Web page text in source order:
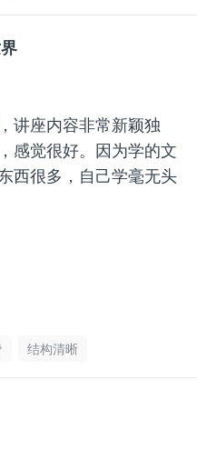
讲座内容非常新颖独
感觉很好。因为学的文
西很多，自己学毫无头
之后收获很大，逻辑框
推荐👍🏻
结构清晰